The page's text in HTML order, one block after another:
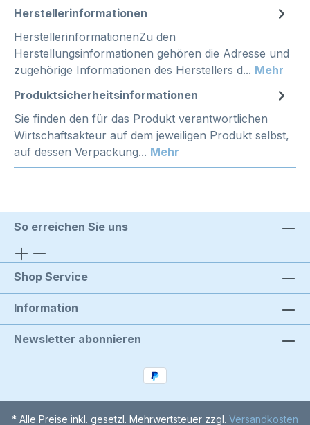
Herstellerinformationen
HerstellerinformationenZu den
Herstellungsinformationen gehören die Adresse und
zugehörige Informationen des Herstellers d... Mehr
Produktsicherheitsinformationen
Sie finden den für das Produkt verantwortlichen
Wirtschaftsakteur auf dem jeweiligen Produkt selbst,
auf dessen Verpackung... Mehr
So erreichen Sie uns
Shop Service
Information
Newsletter abonnieren
* Alle Preise inkl. gesetzl. Mehrwertsteuer zzgl. Versandkosten